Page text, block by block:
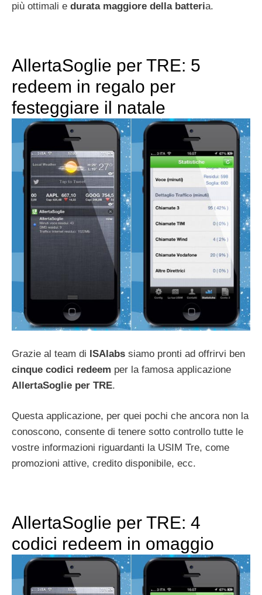
più ottimali e durata maggiore della batteria.
AllertaSoglie per TRE: 5
redeem in regalo per
festeggiare il natale
Grazie al team di ISAlabs siamo pronti ad offrirvi ben
cinque codici redeem per la famosa applicazione
AllertaSoglie per TRE.
Questa applicazione, per quei pochi che ancora non la
conoscono, consente di tenere sotto controllo tutte le
vostre informazioni riguardanti la USIM Tre, come
promozioni attive, credito disponibile, ecc.
AllertaSoglie per TRE: 4
codici redeem in omaggio